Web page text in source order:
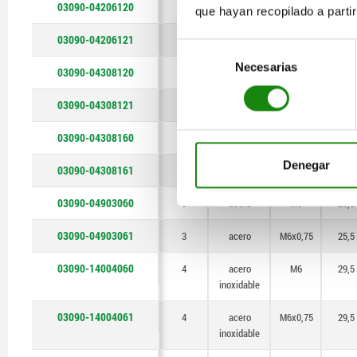
que hayan recopilado a
consentimiento
Necesarias
Denegar
03090-04206120 acero M12 41,7
03090-04206121 6 acero M12x1,5 41,7
03090-04308120 acero M12
03090-04308121 acero M12x1,5
03090-04308160
03090-04308161 M16x1,5
03090-04903060 3 acero M6 25,5
03090-04903061 3 acero M6x0,75 25,5
03090-14004060 4
acero
inoxidable
M6 29,5
03090-14004061 4
acero
inoxidable
M6x0,75 29,5